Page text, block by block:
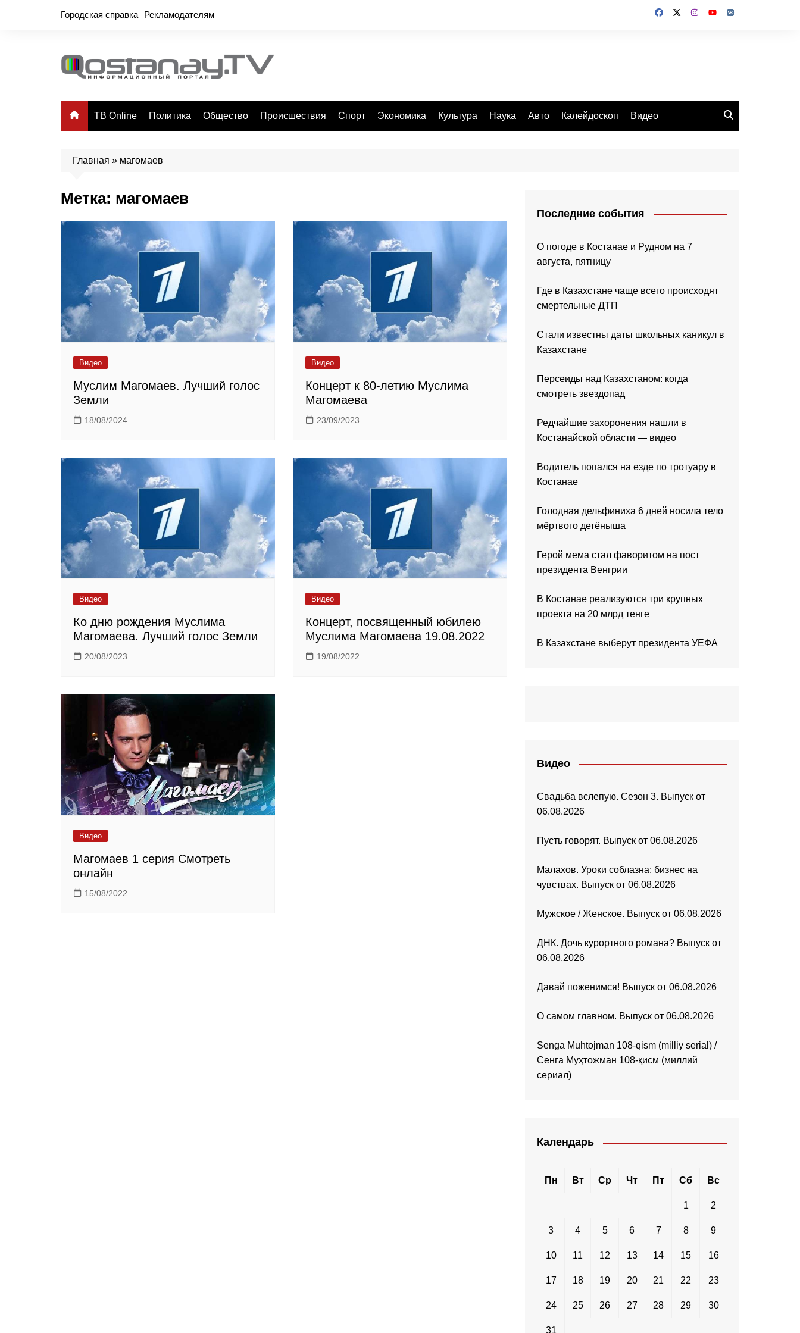
Городская справка Рекламодателям
ТВ Online Политика Общество Происшествия Спорт Экономика Культура Наука Авто Калейдоскоп Видео
Главная » магомаев
Метка: магомаев
Видео
Муслим Магомаев. Лучший голос
Земли
18/08/2024
Видео
Концерт к 80-летию Муслима
Магомаева
23/09/2023
Видео
Ко дню рождения Муслима
Магомаева. Лучший голос Земли
20/08/2023
Видео
Концерт, посвященный юбилею
Муслима Магомаева 19.08.2022
19/08/2022
Видео
Магомаев 1 серия Смотреть
онлайн
15/08/2022
Последние события
О погоде в Костанае и Рудном на 7
августа, пятницу
Где в Казахстане чаще всего происходят
смертельные ДТП
Стали известны даты школьных каникул в
Казахстане
Персеиды над Казахстаном: когда
смотреть звездопад
Редчайшие захоронения нашли в
Костанайской области — видео
Водитель попался на езде по тротуару в
Костанае
Голодная дельфиниха 6 дней носила тело
мёртвого детёныша
Герой мема стал фаворитом на пост
президента Венгрии
В Костанае реализуются три крупных
проекта на 20 млрд тенге
В Казахстане выберут президента УЕФА
Видео
Свадьба вслепую. Сезон 3. Выпуск от
06.08.2026
Пусть говорят. Выпуск от 06.08.2026
Малахов. Уроки соблазна: бизнес на
чувствах. Выпуск от 06.08.2026
Мужское / Женское. Выпуск от 06.08.2026
ДНК. Дочь курортного романа? Выпуск от
06.08.2026
Давай поженимся! Выпуск от 06.08.2026
О самом главном. Выпуск от 06.08.2026
Senga Muhtojman 108-qism (milliy serial) /
Сенга Муҳтожман 108-қисм (миллий
сериал)
Календарь
Пн Вт Ср Чт Пт Сб Вс
1 2
3 4 5 6 7 8 9
10 11 12 13 14 15 16
17 18 19 20 21 22 23
24 25 26 27 28 29 30
31